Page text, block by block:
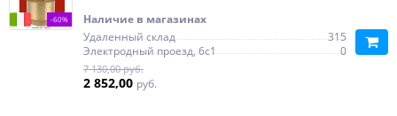
-60%
Наличие в магазинах
Удаленный склад
315
Электродный проезд, 6с1
0
7 130,00 руб.
2 852,00 руб.